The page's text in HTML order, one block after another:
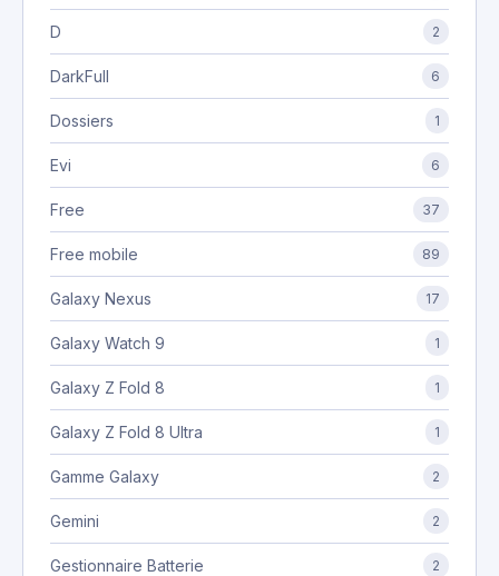
D 2
DarkFull 6
Dossiers 1
Evi 6
Free 37
Free mobile 89
Galaxy Nexus 17
Galaxy Watch 9 1
Galaxy Z Fold 8 1
Galaxy Z Fold 8 Ultra 1
Gamme Galaxy 2
Gemini 2
Gestionnaire Batterie 2